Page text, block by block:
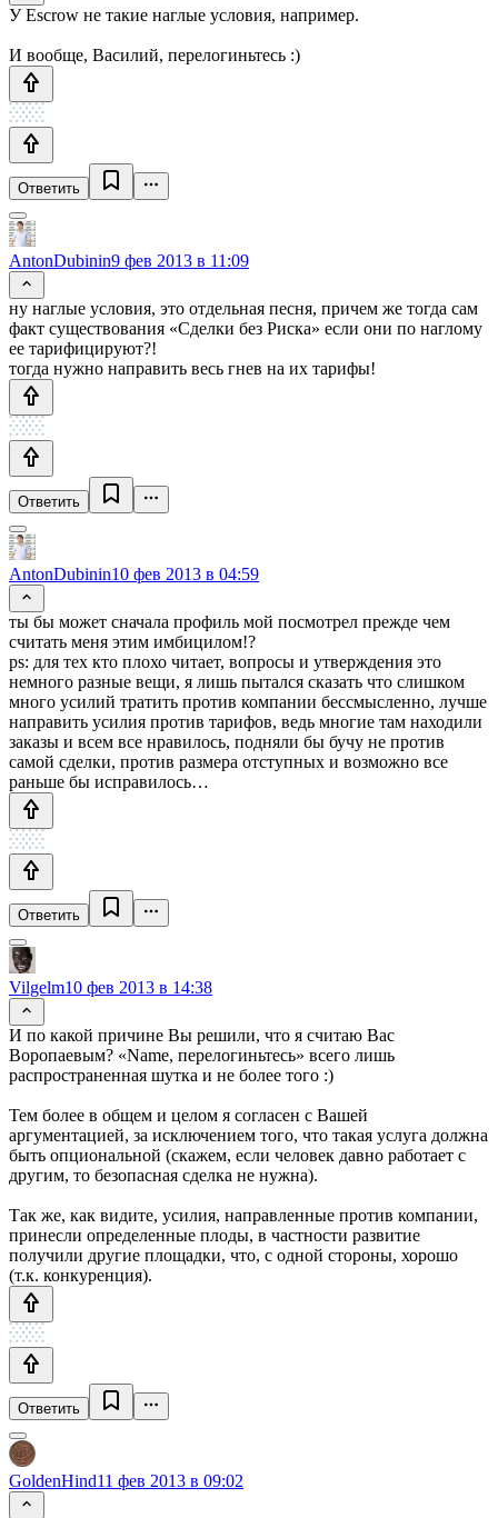
У Escrow не такие наглые условия, например.
И вообще, Василий, перелогиньтесь :)
Ответить
AntonDubinin9 фев 2013 в 11:09
ну наглые условия, это отдельная песня, причем же тогда сам
факт существования «Сделки без Риска» если они по наглому
ее тарифицируют?!
тогда нужно направить весь гнев на их тарифы!
Ответить
AntonDubinin10 фев 2013 в 04:59
ты бы может сначала профиль мой посмотрел прежде чем
считать меня этим имбицилом!?
ps: для тех кто плохо читает, вопросы и утверждения это
немного разные вещи, я лишь пытался сказать что слишком
много усилий тратить против компании бессмысленно, лучше
направить усилия против тарифов, ведь многие там находили
заказы и всем все нравилось, подняли бы бучу не против
самой сделки, против размера отступных и возможно все
раньше бы исправилось…
Ответить
Vilgelm10 фев 2013 в 14:38
И по какой причине Вы решили, что я считаю Вас
Воропаевым? «Name, перелогиньтесь» всего лишь
распространенная шутка и не более того :)
Тем более в общем и целом я согласен с Вашей
аргументацией, за исключением того, что такая услуга должна
быть опциональной (скажем, если человек давно работает с
другим, то безопасная сделка не нужна).
Так же, как видите, усилия, направленные против компании,
принесли определенные плоды, в частности развитие
получили другие площадки, что, с одной стороны, хорошо
(т.к. конкуренция).
Ответить
GoldenHind11 фев 2013 в 09:02